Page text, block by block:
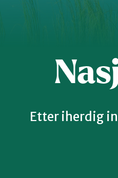
Etter iherdig